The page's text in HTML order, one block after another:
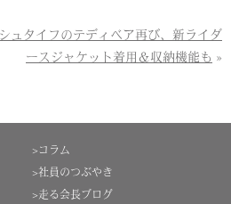
ュタイフのテディベア再び、新ライダ
ースジャケット着用＆収納機能も »
>コラム
>社員のつぶやき
>走る会長ブログ